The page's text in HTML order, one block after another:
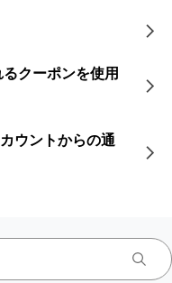
クーポンを使用
ウントからの通